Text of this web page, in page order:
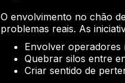
O envolvimento no chão
problemas reais. As
Envolver operadores
Quebrar silos entre
Criar sentido de